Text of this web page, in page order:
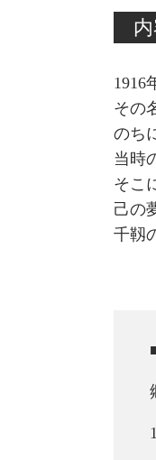
1916
その
のち
当時
そこ
己の
千靱